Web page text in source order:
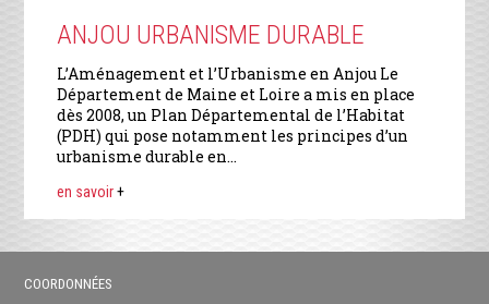
ANJOU URBANISME DURABLE
L’Aménagement et l’Urbanisme en Anjou Le
Département de Maine et Loire a mis en place
dès 2008, un Plan Départemental de l’Habitat
(PDH) qui pose notamment les principes d’un
urbanisme durable en...
en savoir+
COORDONNÉES